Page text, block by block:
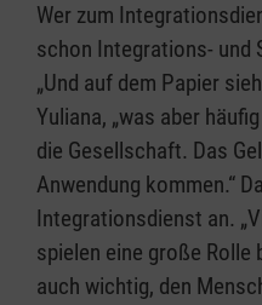
Wer zum
schon Integrations- und
„Und auf dem Papier
Yuliana, „was aber
die Gesellschaft. Das
Anwendung kommen.“
Integrationsdienst an.
spielen eine große Rolle
auch wichtig, den